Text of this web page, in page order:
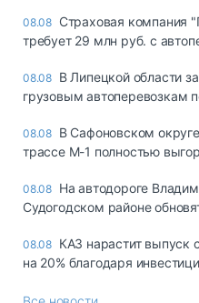
08.08 Страховая компания
требует 29 млн руб. с
08.08 В Липецкой области
грузовым автоперевозкам
08.08 В Сафоновском
трассе М-1 полностью
08.08 На автодороге
Судогодском районе
08.08 КАЗ нарастит выпуск
на 20% благодаря